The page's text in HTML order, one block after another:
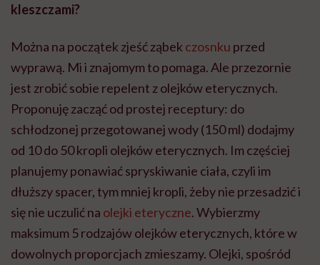
kleszczami?
Można na początek zjeść ząbek czosnku przed
wyprawą. Mi i znajomym to pomaga. Ale przezornie
jest zrobić sobie repelent z olejków eterycznych.
Proponuję zacząć od prostej receptury: do
schłodzonej przegotowanej wody (150 ml) dodajmy
od 10 do 50 kropli olejków eterycznych. Im częściej
planujemy ponawiać spryskiwanie ciała, czyli im
dłuższy spacer, tym mniej kropli, żeby nie przesadzić i
się nie uczulić na olejki eteryczne. Wybierzmy
maksimum 5 rodzajów olejków eterycznych, które w
dowolnych proporcjach zmieszamy. Olejki, spośród